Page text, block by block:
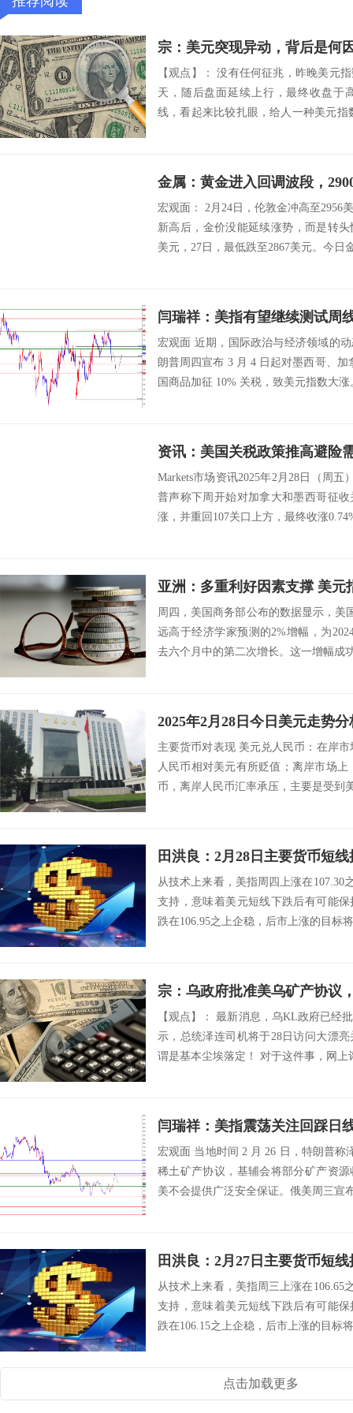
宗：美元突现异动，背后是何
【观点】： 没有任何征兆，昨晚美元
天，随后盘面延续上行，最终收盘于
线，看起来比较扎眼，给人一种美元
金属：黄金进入回调波段，
宏观面： 2月24日，伦敦金冲高至2956
新高后，金价没能延续涨势，而是转
美元，27日，最低跌至2867美元。今日
宏观面 近期，国际政治与经济领域的
朗普周四宣布 3 月 4 日起对墨西哥、
国商品加征 10% 关税，致美元指数大
Markets市场资讯2025年2月28日（周
普声称下周开始对加拿大和墨西哥征
涨，并重回107关口上方，最终收涨
亚洲：多重利好因素支撑 美元
周四，美国商务部公布的数据显示，美
远高于经济学家预测的2%增幅，为
去六个月中的第二次增长。这一增幅成
2025年2月28日今日美元走势分
主要货币对表现 美元兑人民币：在岸
人民币相对美元有所贬值；离岸市场上
币，离岸人民币汇率承压，主要是受到
田洪良：2月28日主要货币
从技术上来看，美指周四上涨在107.30
支持，意味着美元短线下跌后有可能
跌在106.95之上企稳，后市上涨的目标
宗：乌政府批准美乌矿产协议
【观点】： 最新消息，乌KL政府已经
示，总统泽连司机将于28日访问大漂
谓是基本尘埃落定！ 对于这件事，网
宏观面 当地时间 2 月 26 日，特朗普称
稀土矿产协议，基辅会将部分矿产资
美不会提供广泛安全保证。俄美周三宣
田洪良：2月27日主要货币
从技术上来看，美指周三上涨在106.65
支持，意味着美元短线下跌后有可能
跌在106.15之上企稳，后市上涨的目标
点击加载更多